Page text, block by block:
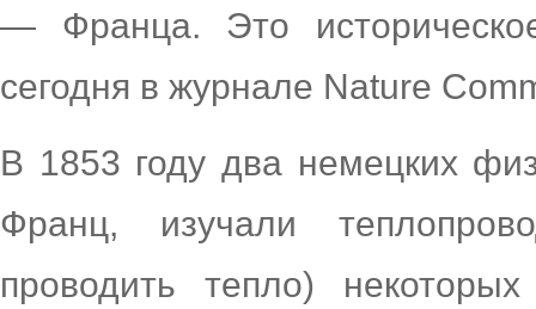
— Франца. Это
сегодня в журнале Nature
В 1853 году два немецких
Франц, изучали
проводить тепло)